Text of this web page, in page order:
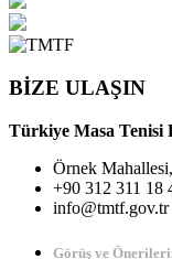
BİZE ULAŞIN
Türkiye Masa Tenisi
Örnek
+90 312 311 18
info@tmtf.gov.tr
Görüş ve